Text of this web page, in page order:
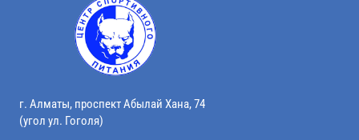
г. Алматы, проспект Абылай Хана, 74
(угол ул. Гоголя)